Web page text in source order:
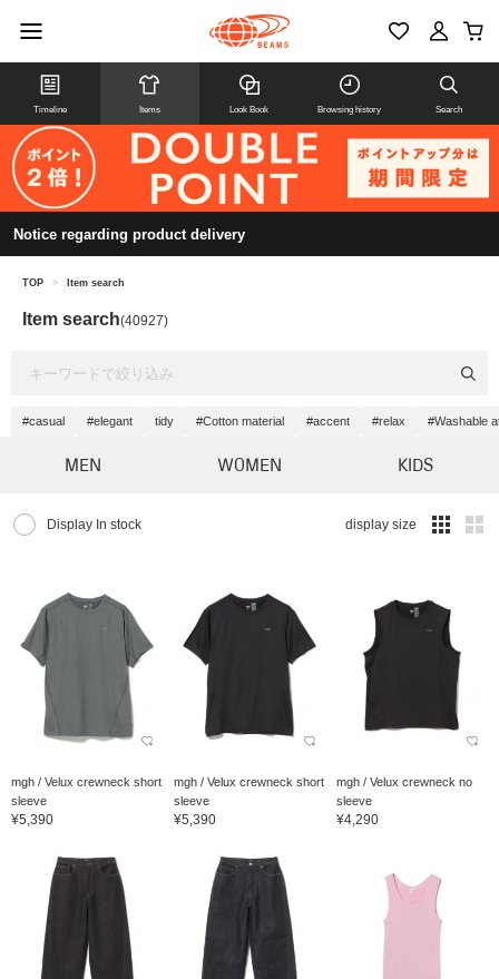
Timeline Items Look Book Browsing history Search
Notice regarding product delivery
TOP > Item search
Item search(40927)
#casual #elegant tidy #Cotton material #accent #relax #Washable
MEN WOMEN KIDS
Display In stock display size
mgh / Velux crewneck short
sleeve
¥5,390
mgh / Velux crewneck short
sleeve
¥5,390
mgh / Velux crewneck no
sleeve
¥4,290